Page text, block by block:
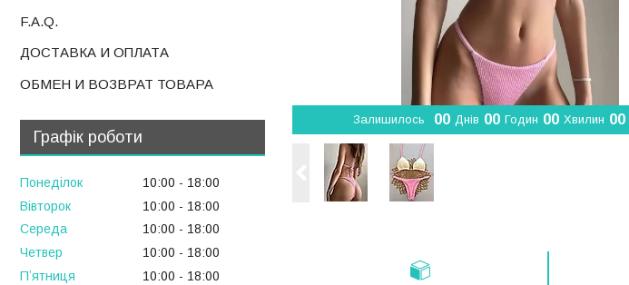
Залишилось 00 Днів 00 Годин 00 Хвилин 00
F.A.Q.
ДОСТАВКА И ОПЛАТА
ОБМЕН И ВОЗВРАТ ТОВАРА
Графік роботи
Понеділок 10:00
18:00
Вівторок
10:00
18:00
Середа
10:00
18:00
Четвер
10:00
18:00
Пʼятниця
10:00
18:00